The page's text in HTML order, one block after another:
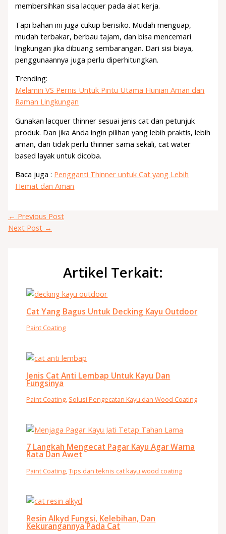
membersihkan sisa lacquer pada alat kerja.
Tapi bahan ini juga cukup berisiko. Mudah menguap,
mudah terbakar, berbau tajam, dan bisa mencemari
lingkungan jika dibuang sembarangan. Dari sisi biaya,
penggunaannya juga perlu diperhitungkan.
Trending:
Melamin VS Pernis Untuk Pintu Utama Hunian Aman dan
Raman Lingkungan
Gunakan lacquer thinner sesuai jenis cat dan petunjuk
produk. Dan jika Anda ingin pilihan yang lebih praktis, lebih
aman, dan tidak perlu thinner sama sekali, cat water
based layak untuk dicoba.
Baca juga : Pengganti Thinner untuk Cat yang Lebih
Hemat dan Aman
← Previous Post
Next Post →
Artikel Terkait:
Cat Yang Bagus Untuk Decking Kayu Outdoor
Paint Coating
Jenis Cat Anti Lembap Untuk Kayu Dan
Fungsinya
Paint Coating, Solusi Pengecatan Kayu dan Wood Coating
7 Langkah Mengecat Pagar Kayu Agar Warna
Rata Dan Awet
Paint Coating ,Tips dan teknis cat kayu wood coating
Resin Alkyd Fungsi, Kelebihan, Dan
Kekurangannya Pada Cat